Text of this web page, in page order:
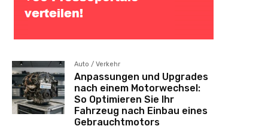
Auto / Verkehr
Anpassungen und Upgrades
nach einem Motorwechsel:
So Optimieren Sie Ihr
Fahrzeug nach Einbau eines
Gebrauchtmotors